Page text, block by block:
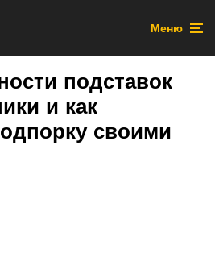
Меню
подставок
и как
своими